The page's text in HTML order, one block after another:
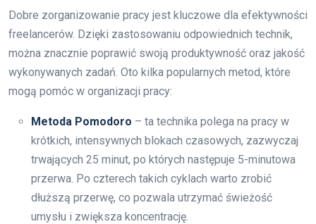
Dobre zorganizowanie pracy jest kluczowe dla efektywności
freelancerów. Dzięki zastosowaniu odpowiednich technik,
można znacznie poprawić swoją produktywność oraz jakość
wykonywanych zadań. Oto kilka popularnych metod, które
mogą pomóc w organizacji pracy:
Metoda Pomodoro – ta technika polega na pracy w
krótkich, intensywnych blokach czasowych, zazwyczaj
trwających 25 minut, po których następuje 5-minutowa
przerwa. Po czterech takich cyklach warto zrobić
dłuższą przerwę, co pozwala utrzymać świeżość
umysłu i zwiększa koncentrację.